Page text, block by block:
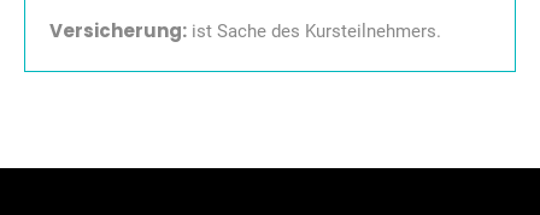
Versicherung: ist Sache des Kursteilnehmers.